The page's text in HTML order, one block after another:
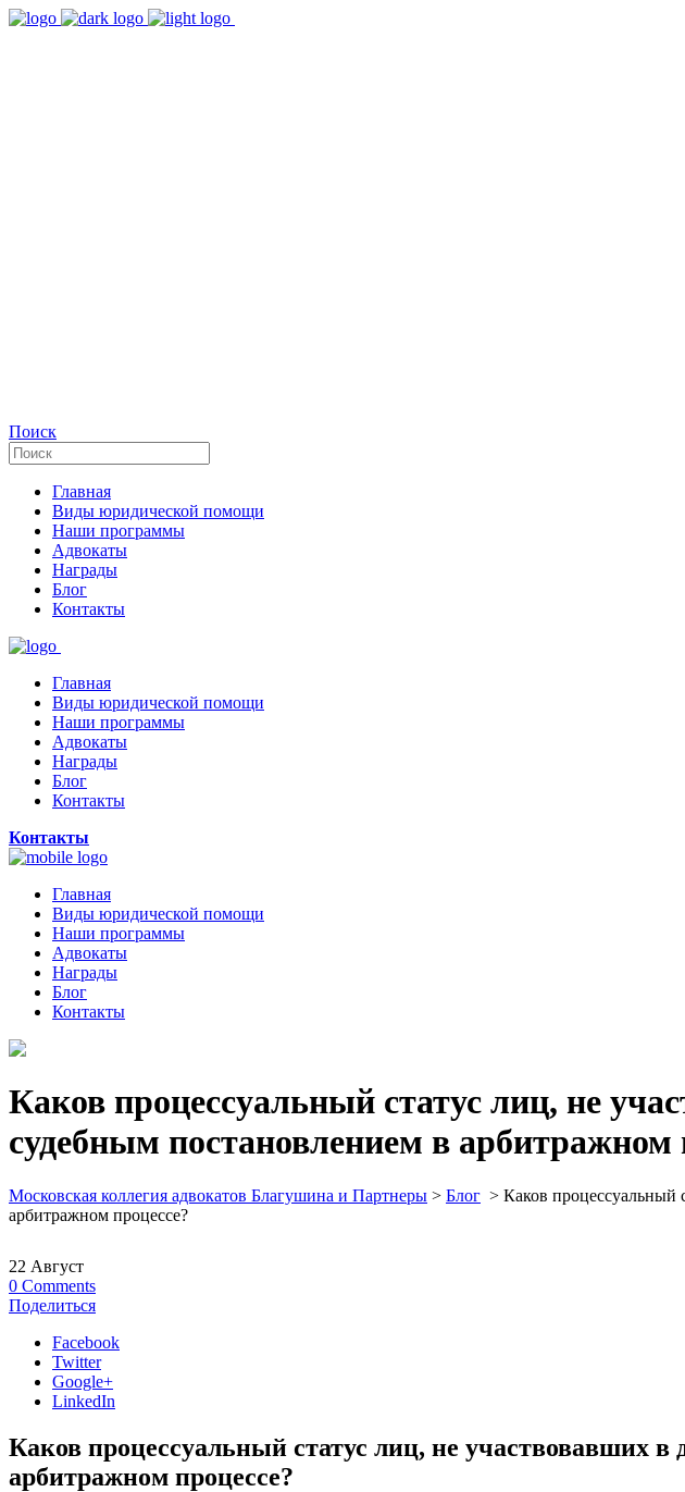
Поиск
Главная
Виды юридической помощи
Наши программы
Адвокаты
Награды
Блог
Контакты
Главная
Виды юридической помощи
Наши программы
Адвокаты
Награды
Блог
Контакты
Контакты
Главная
Виды юридической помощи
Наши программы
Адвокаты
Награды
Блог
Контакты
Каков процессуальный статус лиц, не
судебным постановлением в арбитражном
Московская коллегия адвокатов Благушина и Партнеры > Блог > Каков процессуальный
арбитражном процессе?
22 Август
0 Comments
Поделиться
Facebook
Twitter
Google+
LinkedIn
Каков процессуальный статус лиц, не участвовавших
арбитражном процессе?